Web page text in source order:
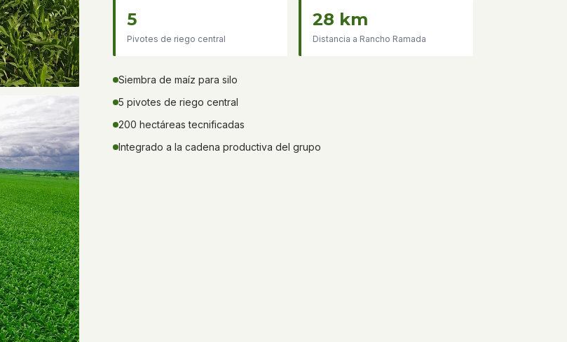
5
Pivotes de riego central
28 km
Distancia a Rancho Ramada
Siembra de maíz para silo
5 pivotes de riego central
200 hectáreas tecnificadas
Integrado a la cadena productiva del grupo